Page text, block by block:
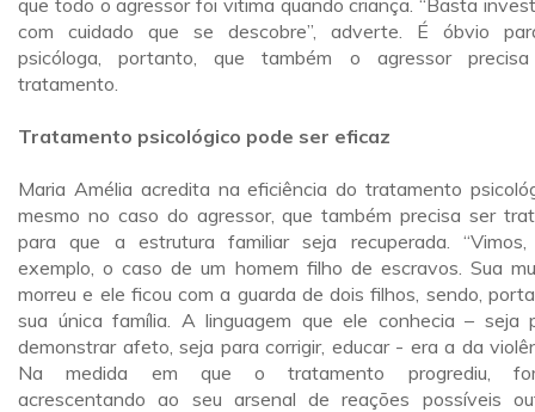
que todo o agressor foi vitima quando criança. “Basta
com cuidado que se descobre”, adverte. É óbvio
psicóloga, portanto, que também o agressor
tratamento.
Tratamento psicológico pode ser eficaz
Maria Amélia acredita na eficiência do tratamento
mesmo no caso do agressor, que também precisa ser
para que a estrutura familiar seja recuperada.
exemplo, o caso de um homem filho de escravos. Sua
morreu e ele ficou com a guarda de dois filhos, sendo,
sua única família. A linguagem que ele conhecia – seja
demonstrar afeto, seja para corrigir, educar - era a da
Na medida em que o tratamento progrediu,
acrescentando ao seu arsenal de reações possíveis